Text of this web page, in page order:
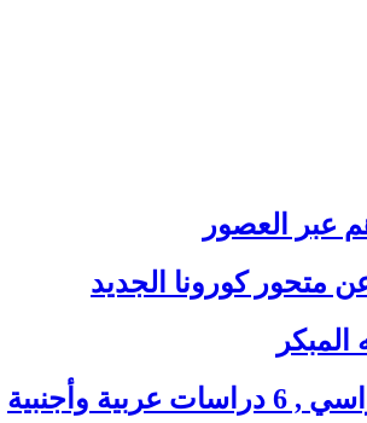
عبر العصور
متحور كورونا الجديد
وأجنبية